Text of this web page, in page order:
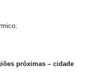
próximas – cidade